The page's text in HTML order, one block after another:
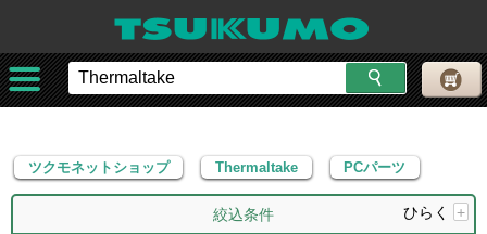
ツクモネットショップ PCパーツ
ツクモネットショップ Thermaltake PCパーツ
絞込条件 ひらく +